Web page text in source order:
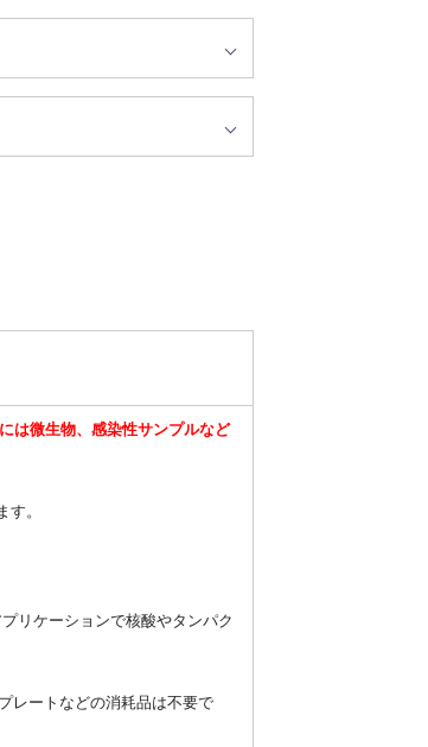
は微生物、感染性サンプルなど
。
リケーションで核酸やタンパク
レートなどの消耗品は不要で